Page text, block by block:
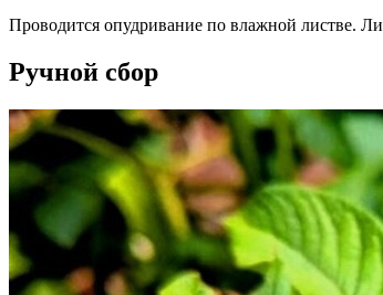
Проводится опудривание по влажной листве.
Ручной сбор